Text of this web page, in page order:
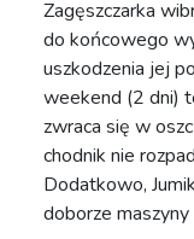
Zagęszczarka
do końcowego
uszkodzenia jej
weekend (2 dni)
zwraca się w
chodnik nie
Dodatkowo,
doborze